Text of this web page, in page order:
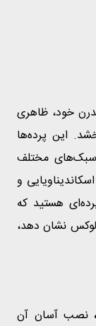
خود، ظاهری
این پرده‌ها
مختلف
و
هستید که
نشان دهد،
نصب آسان آن